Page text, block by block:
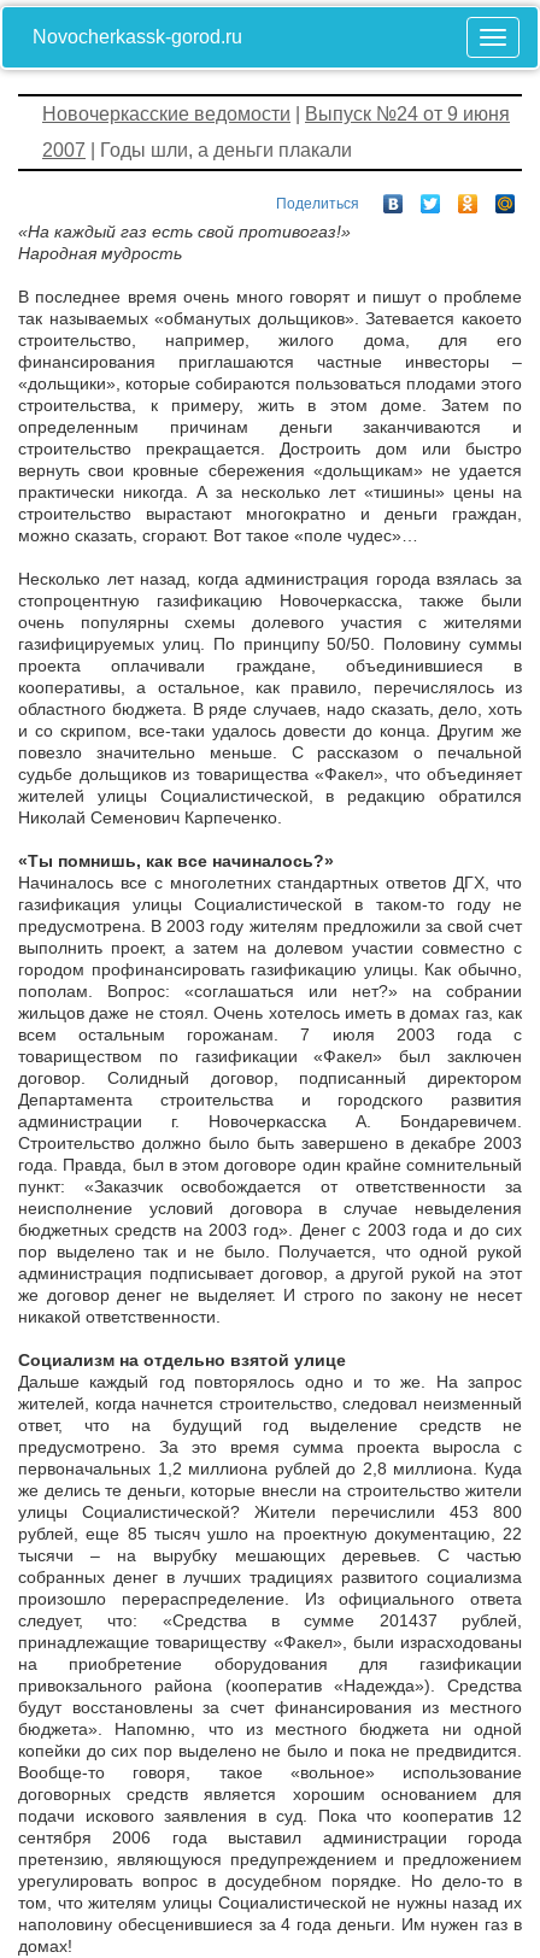
Novocherkassk-gorod.ru
Новочеркасские ведомости
Выпуск №24 от 9 июня
2007 | Годы шли, а деньги плакали
Поделиться
«На каждый газ есть свой противогаз!»
Народная мудрость
В последнее время очень много говорят и пишут о проблеме
так называемых «обманутых дольщиков». Затевается какое­то
строительство, например, жилого дома, для его
финансирования приглашаются частные инвесторы –
«дольщики», которые собираются пользоваться плодами этого
строительства, к примеру, жить в этом доме. Затем по
определенным причинам деньги заканчиваются и
строительство прекращается. Достроить дом или быстро
вернуть свои кровные сбережения «дольщикам» не удается
практически никогда. А за несколько лет «тишины» цены на
строительство вырастают многократно и деньги граждан,
можно сказать, сгорают. Вот такое «поле чудес»…
Несколько лет назад, когда администрация города взялась за
стопроцентную газификацию Новочеркасска, также были
очень популярны схемы долевого участия с жителями
газифицируемых улиц. По принципу 50/50. Половину суммы
проекта оплачивали граждане, объединившиеся в
кооперативы, а остальное, как правило, перечислялось из
областного бюджета. В ряде случаев, надо сказать, дело, хоть
и со скрипом, все-таки удалось довести до конца. Другим же
повезло значительно меньше. С рассказом о печальной
судьбе дольщиков из товарищества «Факел», что объединяет
жителей улицы Социалистической, в редакцию обратился
Николай Семенович Карпеченко.
«Ты помнишь, как все начиналось?»
Начиналось все с многолетних стандартных ответов ДГХ, что
газификация улицы Социалистической в таком-то году не
предусмотрена. В 2003 году жителям предложили за свой счет
выполнить проект, а затем на долевом участии совместно с
городом профинансировать газификацию улицы. Как обычно,
пополам. Вопрос: «соглашаться или нет?» на собрании
жильцов даже не стоял. Очень хотелось иметь в домах газ, как
всем остальным горожанам. 7 июля 2003 года с
товариществом по газификации «Факел» был заключен
договор. Солидный договор, подписанный директором
Департамента строительства и городского развития
администрации г. Новочеркасска А. Бондаревичем.
Строительство должно было быть завершено в декабре 2003
года. Правда, был в этом договоре один крайне сомнительный
пункт: «Заказчик освобождается от ответственности за
неисполнение условий договора в случае невыделения
бюджетных средств на 2003 год». Денег с 2003 года и до сих
пор выделено так и не было. Получается, что одной рукой
администрация подписывает договор, а другой рукой на этот
же договор денег не выделяет. И строго по закону не несет
никакой ответственности.
Социализм на отдельно взятой улице
Дальше каждый год повторялось одно и то же. На запрос
жителей, когда начнется строительство, следовал неизменный
ответ, что на будущий год выделение средств не
предусмотрено. За это время сумма проекта выросла с
первоначальных 1,2 миллиона рублей до 2,8 миллиона. Куда
же делись те деньги, которые внесли на строительство жители
улицы Социалистической? Жители перечислили 453 800
рублей, еще 85 тысяч ушло на проектную документацию, 22
тысячи – на вырубку мешающих деревьев. С частью
собранных денег в лучших традициях развитого социализма
произошло перераспределение. Из официального ответа
следует, что: «Средства в сумме 201437 рублей,
принадлежащие товариществу «Факел», были израсходованы
на приобретение оборудования для газификации
привокзального района (кооператив «Надежда»). Средства
будут восстановлены за счет финансирования из местного
бюджета». Напомню, что из местного бюджета ни одной
копейки до сих пор выделено не было и пока не предвидится.
Вообще-то говоря, такое «вольное» использование
договорных средств является хорошим основанием для
подачи искового заявления в суд. Пока что кооператив 12
сентября 2006 года выставил администрации города
претензию, являющуюся предупреждением и предложением
урегулировать вопрос в досудебном порядке. Но дело-то в
том, что жителям улицы Социалистической не нужны назад их
наполовину обесценившиеся за 4 года деньги. Им нужен газ в
домах!